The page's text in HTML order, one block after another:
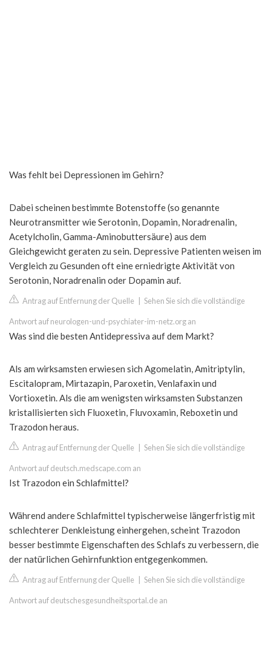
Was fehlt bei Depressionen im Gehirn?
Dabei scheinen bestimmte Botenstoffe (so genannte
Neurotransmitter wie Serotonin, Dopamin, Noradrenalin,
Acetylcholin, Gamma-Aminobuttersäure) aus dem
Gleichgewicht geraten zu sein. Depressive Patienten weisen im
Vergleich zu Gesunden oft eine erniedrigte Aktivität von
Serotonin, Noradrenalin oder Dopamin auf.
Antrag auf Entfernung der Quelle Sehen Sie sich die vollständige
Antwort auf neurologen-und-psychiater-im-netz.org an
Was sind die besten Antidepressiva auf dem Markt?
Als am wirksamsten erwiesen sich Agomelatin, Amitriptylin,
Escitalopram, Mirtazapin, Paroxetin, Venlafaxin und
Vortioxetin. Als die am wenigsten wirksamsten Substanzen
kristallisierten sich Fluoxetin, Fluvoxamin, Reboxetin und
Trazodon heraus.
Antrag auf Entfernung der Quelle Sehen Sie sich die vollständige
Antwort auf deutsch.medscape.com an
Ist Trazodon ein Schlafmittel?
Während andere Schlafmittel typischerweise längerfristig mit
schlechterer Denkleistung einhergehen, scheint Trazodon
besser bestimmte Eigenschaften des Schlafs zu verbessern, die
der natürlichen Gehirnfunktion entgegenkommen.
Antrag auf Entfernung der Quelle Sehen Sie sich die vollständige
Antwort auf deutschesgesundheitsportal.de an